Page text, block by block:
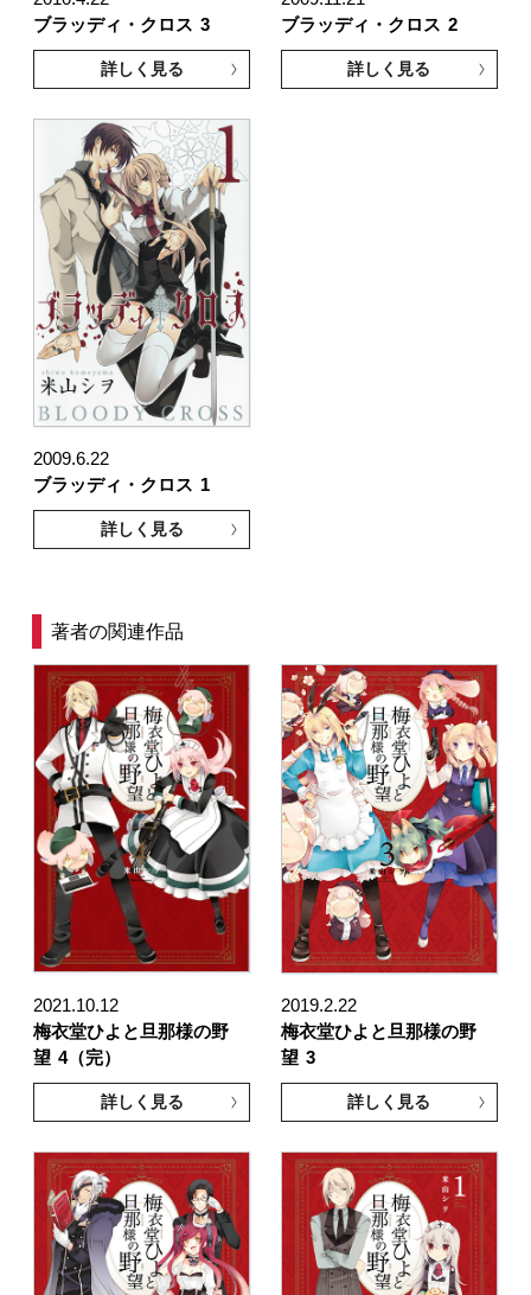
ブラッディ・クロス 3
詳しく見る
ブラッディ・クロス 2
詳しく見る
2009.6.22
ブラッディ・クロス 1
詳しく見る
著者の関連作品
2021.10.12
梅衣堂ひよと旦那様の野
望 4（完）
詳しく見る
2019.2.22
梅衣堂ひよと旦那様の野
望 3
詳しく見る